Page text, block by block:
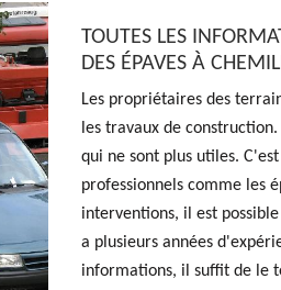
TOUTES LES
DES ÉPAVES À
Les propriétaires des
les travaux de
qui ne sont plus utiles.
professionnels comme les
interventions, il est
a plusieurs années
informations, il suffit de le